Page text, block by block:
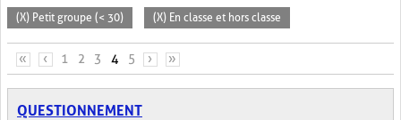
(X) Petit groupe (< 30) (X) En classe et hors classe
PAGES
« ‹ 1 2 3 4 5 › »
QUESTIONNEMENT